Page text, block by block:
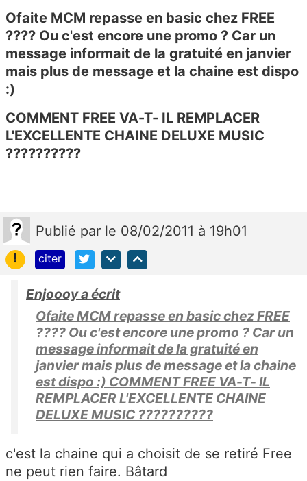
Ofaite MCM repasse en basic chez FREE
???? Ou c'est encore une promo ? Car un
message informait de la gratuité en janvier
mais plus de message et la chaine est dispo
:)
COMMENT FREE VA-T- IL REMPLACER
L'EXCELLENTE CHAINE DELUXE MUSIC
??????????
Publié par le 08/02/2011 à 19h01
!
citer
Enjoooy a écrit
Ofaite MCM repasse en basic chez FREE
???? Ou c'est encore une promo ? Car un
message informait de la gratuité en
janvier mais plus de message et la chaine
est dispo :) COMMENT FREE VA-T- IL
REMPLACER L'EXCELLENTE CHAINE
DELUXE MUSIC ??????????
c'est la chaine qui a choisit de se retiré Free
ne peut rien faire. Bâtard